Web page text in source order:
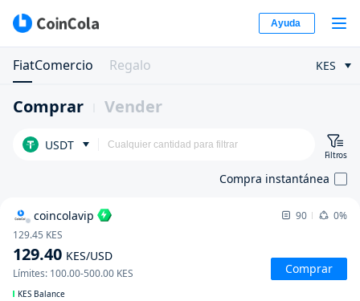
Ayuda
FiatComercio Regalo KES
Comprar Vender
USDT
Filtros
Compra instantánea
coincolavip 90 0%
129.40 KES/USD
129.45 KES
Límites: 100.00-500.00 KES Comprar
KES Balance